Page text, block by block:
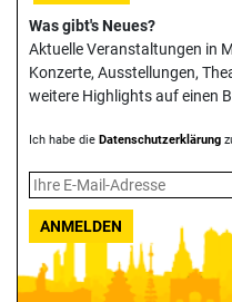
Was gibt's Neues?
Aktuelle Veranstaltungen in
Konzerte, Ausstellungen,
weitere Highlights auf einen
Ich habe die Datenschutzerklärung
ANMELDEN